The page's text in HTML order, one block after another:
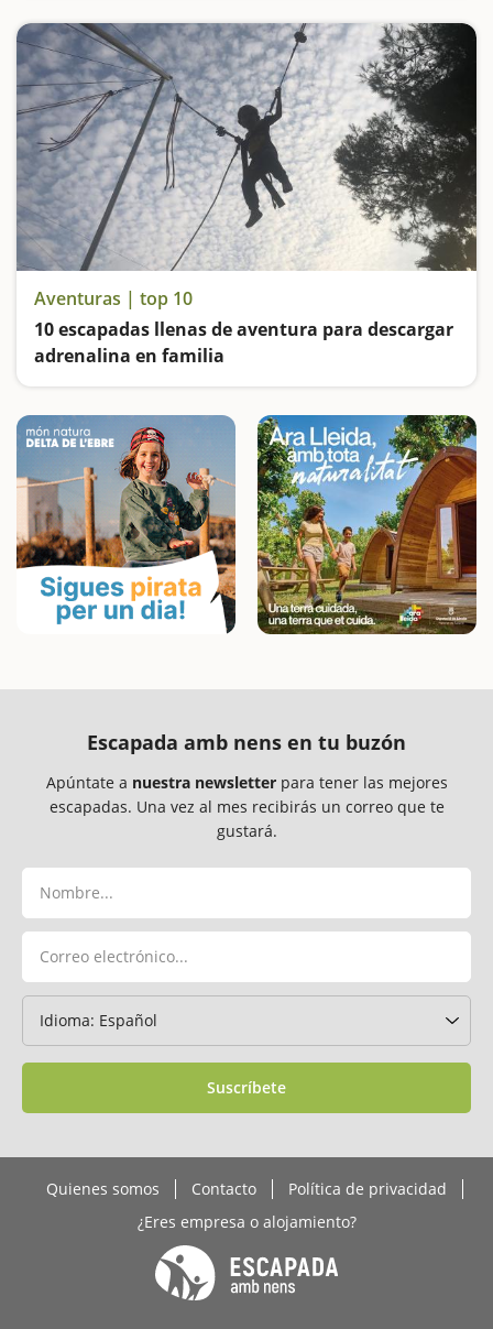
Aventuras | top 10
10 escapadas llenas de aventura para descargar
adrenalina en familia
Escapada amb nens en tu buzón
Apúntate a nuestra newsletterpara tener las mejores
escapadas. Una vez al mes recibirás un correo que te
gustará.
Suscríbete
Quienes somos Contacto
Política de privacidad
¿Eres empresa o alojamiento?